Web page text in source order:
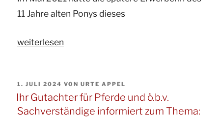
11 Jahre alten Ponys dieses
„Ihr
ö.b.v.
Sachverständige
weiterlesen
VERÖFFENTLICHT
AM
1. JULI 2024 VONURTE APPEL
Ihr Gutachter für Pferde und ö.b.v.
Sachverständige informiert zum Thema: